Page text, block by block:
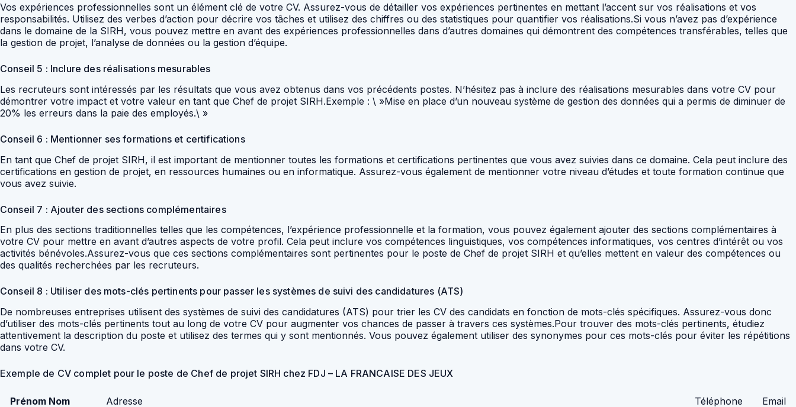
Vos expériences professionnelles sont un élément clé de votre CV. Assurez-vous de détailler vos expériences pertinentes en mettant l’accent sur vos réalisations et vos
responsabilités. Utilisez des verbes d’action pour décrire vos tâches et utilisez des chiffres ou des statistiques pour quantifier vos réalisations.Si vous n’avez pas d’expérience
dans le domaine de la SIRH, vous pouvez mettre en avant des expériences professionnelles dans d’autres domaines qui démontrent des compétences transférables, telles que
la gestion de projet, l’analyse de données ou la gestion d’équipe.
Conseil 5 : Inclure des réalisations mesurables
Les recruteurs sont intéressés par les résultats que vous avez obtenus dans vos précédents postes. N’hésitez pas à inclure des réalisations mesurables dans votre CV pour
démontrer votre impact et votre valeur en tant que Chef de projet SIRH.Exemple : \ »Mise en place d’un nouveau système de gestion des données qui a permis de diminuer de
20% les erreurs dans la paie des employés.\ »
Conseil 6 : Mentionner ses formations et certifications
En tant que Chef de projet SIRH, il est important de mentionner toutes les formations et certifications pertinentes que vous avez suivies dans ce domaine. Cela peut inclure des
certifications en gestion de projet, en ressources humaines ou en informatique. Assurez-vous également de mentionner votre niveau d’études et toute formation continue que
vous avez suivie.
Conseil 7 : Ajouter des sections complémentaires
En plus des sections traditionnelles telles que les compétences, l’expérience professionnelle et la formation, vous pouvez également ajouter des sections complémentaires à
votre CV pour mettre en avant d’autres aspects de votre profil. Cela peut inclure vos compétences linguistiques, vos compétences informatiques, vos centres d’intérêt ou vos
activités bénévoles.Assurez-vous que ces sections complémentaires sont pertinentes pour le poste de Chef de projet SIRH et qu’elles mettent en valeur des compétences ou
des qualités recherchées par les recruteurs.
Conseil 8 : Utiliser des mots-clés pertinents pour passer les systèmes de suivi des candidatures (ATS)
De nombreuses entreprises utilisent des systèmes de suivi des candidatures (ATS) pour trier les CV des candidats en fonction de mots-clés spécifiques. Assurez-vous donc
d’utiliser des mots-clés pertinents tout au long de votre CV pour augmenter vos chances de passer à travers ces systèmes.Pour trouver des mots-clés pertinents, étudiez
attentivement la description du poste et utilisez des termes qui y sont mentionnés. Vous pouvez également utiliser des synonymes pour ces mots-clés pour éviter les répétitions
dans votre CV.
Exemple de CV complet pour le poste de Chef de projet SIRH chez FDJ – LA FRANCAISE DES JEUX
Prénom Nom Adresse Téléphone Email